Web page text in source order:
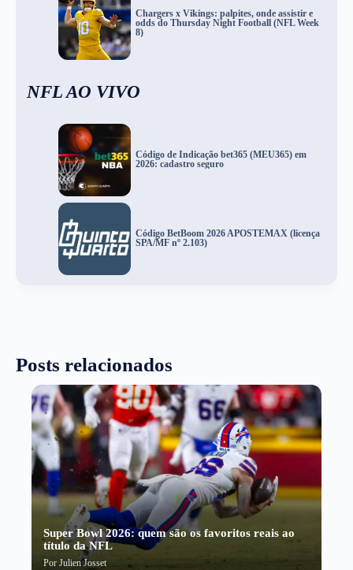
Chargers x Vikings: palpites, onde assistir e
odds do Thursday Night Football (NFL Week
8)
NFL AO VIVO
Código de Indicação bet365 (MEU365) em
2026: cadastro seguro
Código BetBoom 2026 APOSTEMAX (licença
SPA/MF nº 2.103)
Posts relacionados
Super Bowl 2026: quem são os favoritos reais ao
título da NFL
Por Julien Josset